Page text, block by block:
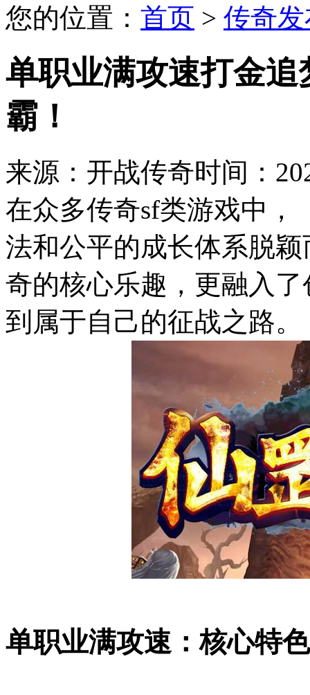
您的位置： 首页 > 传奇
单职业满攻速打金
霸！
来源：开战传奇时间：
在众多传奇sf类游戏中，
法和公平的成长体系脱
奇的核心乐趣，更融入
到属于自己的征战之路。
单职业满攻速：核心特色